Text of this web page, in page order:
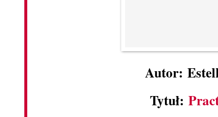
Autor:
Tytuł: